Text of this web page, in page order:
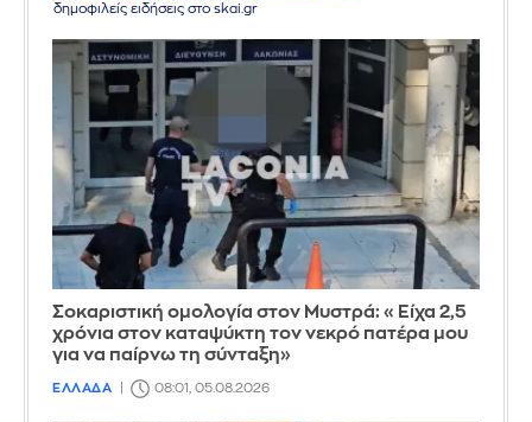
δημοφιλείς ειδήσεις στο skai.gr
Σοκαριστική ομολογία στον Μυστρά: «Είχα 2,5
χρόνια στον καταψύκτη τον νεκρό πατέρα μου
για να παίρνω τη σύνταξη»
ΕΛΛΑΔΑ 08:01, 05.08.2026